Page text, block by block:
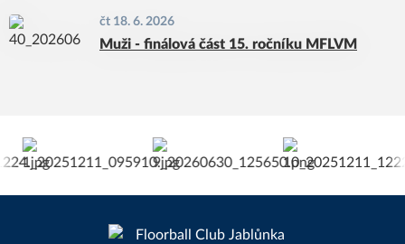
čt 18. 6. 2026
Muži - finálová část 15. ročníku MFLVM